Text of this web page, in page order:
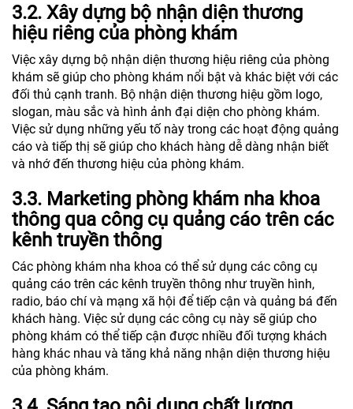
3.2. Xây dựng bộ nhận diện thương
hiệu riêng của phòng khám
Việc xây dựng bộ nhận diện thương hiệu riêng của phòng
khám sẽ giúp cho phòng khám nổi bật và khác biệt với các
đối thủ cạnh tranh. Bộ nhận diện thương hiệu gồm logo,
slogan, màu sắc và hình ảnh đại diện cho phòng khám.
Việc sử dụng những yếu tố này trong các hoạt động quảng
cáo và tiếp thị sẽ giúp cho khách hàng dễ dàng nhận biết
và nhớ đến thương hiệu của phòng khám.
3.3. Marketing phòng khám nha khoa
thông qua công cụ quảng cáo trên các
kênh truyền thông
Các phòng khám nha khoa có thể sử dụng các công cụ
quảng cáo trên các kênh truyền thông như truyền hình,
radio, báo chí và mạng xã hội để tiếp cận và quảng bá đến
khách hàng. Việc sử dụng các công cụ này sẽ giúp cho
phòng khám có thể tiếp cận được nhiều đối tượng khách
hàng khác nhau và tăng khả năng nhận diện thương hiệu
của phòng khám.